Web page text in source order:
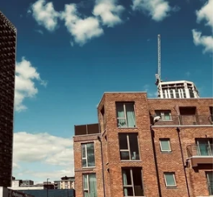
California, Mỹ. (Ảnh: AFP/TTXVN)
Tagansky ở Moskva,
biết nước này đã phạt công
của Mỹ 3 triệu ruble
luật về dữ liệu cá nhân.